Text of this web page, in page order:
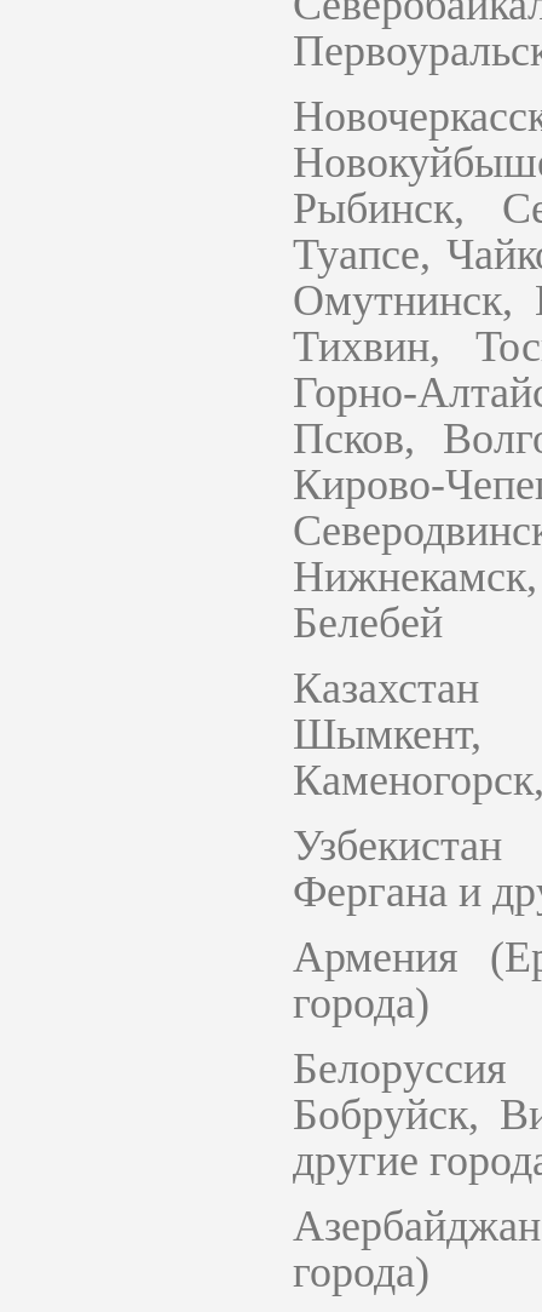
Рыбинск,
Туапсе,
Омутнинск,
Тихвин,
Горно-
Псков,
Кирово-
Белебей
Шымкент,
Фергана и
Армения
города)
Бобруйск,
другие
города)